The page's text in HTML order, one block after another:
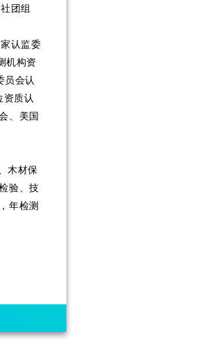
团组
认监委
机构资
员会认
资质认
、美国
木材保
验、技
年检测